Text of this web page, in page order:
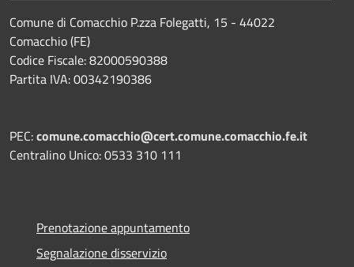
Comune di Comacchio P.zza Folegatti, 15 - 44022
Comacchio (FE)
Codice Fiscale: 82000590388
Partita IVA: 00342190386
PEC:comune.comacchio@cert.comune.comacchio.fe.it
Centralino Unico: 0533 310 111
Prenotazione appuntamento
Segnalazione disservizio